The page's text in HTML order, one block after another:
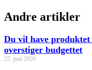
Andre artikler
Du vil have
overstiger budgettet
25. juni 2026